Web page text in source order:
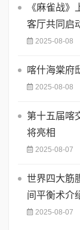
《麻雀战
客厅共同启
2025-08-08
喀什海棠府
2025-08-08
第十五届喀
将亮相
2025-08-07
世界四大筋
间平衡术介
2025-08-07